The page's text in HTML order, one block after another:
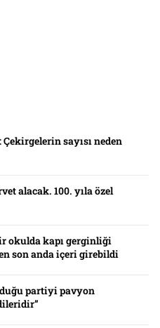
sayısı neden
alacak. 100. yıla özel
okulda kapı gerginliği
son anda içeri girebildi
partiyi pavyon